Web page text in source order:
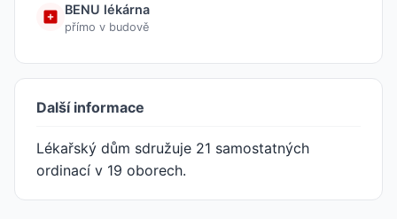
BENU lékárna
přímo v budově
Další informace
Lékařský dům sdružuje 21 samostatných
ordinací v 19 oborech.